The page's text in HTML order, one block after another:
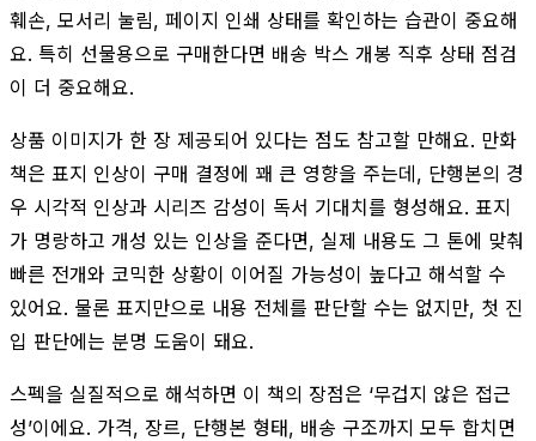
훼손, 모서리 눌림, 페이지 인쇄 상태를 확인하는 습관이 중요해
요. 특히 선물용으로 구매한다면 배송 박스 개봉 직후 상태 점검
이 더 중요해요.
상품 이미지가 한 장 제공되어 있다는 점도 참고할 만해요. 만화
책은 표지 인상이 구매 결정에 꽤 큰 영향을 주는데, 단행본의 경
우 시각적 인상과 시리즈 감성이 독서 기대치를 형성해요. 표지
가 명랑하고 개성 있는 인상을 준다면, 실제 내용도 그 톤에 맞춰
빠른 전개와 코믹한 상황이 이어질 가능성이 높다고 해석할 수
있어요. 물론 표지만으로 내용 전체를 판단할 수는 없지만, 첫 진
입 판단에는 분명 도움이 돼요.
스펙을 실질적으로 해석하면 이 책의 장점은 ‘무겁지 않은 접근
성’이에요. 가격, 장르, 단행본 형태, 배송 구조까지 모두 합치면